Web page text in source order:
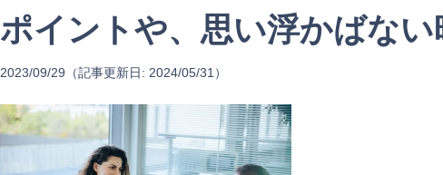
ポイントや、思い浮かばない
2023/09/29 （記事更新日: 2024/05/31 ）